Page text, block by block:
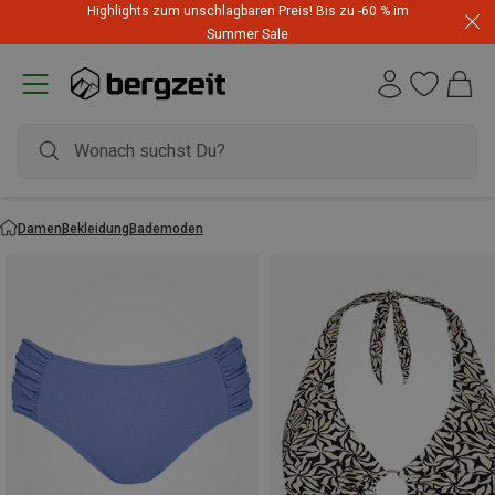
Highlights zum unschlagbaren Preis! Bis zu -60 % im
Summer Sale
DamenBekleidungBademoden